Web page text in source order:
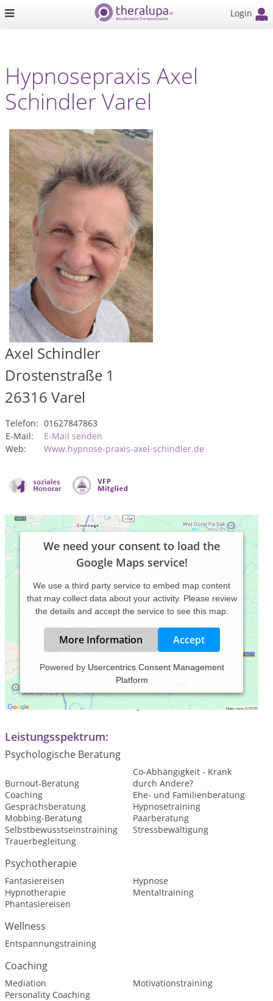
Login
Hypnosepraxis Axel
Schindler Varel
Axel Schindler
Drostenstraße 1
26316 Varel
Telefon: 01627847863
E-Mail:
E-Mail senden
Web:
Www.hypnose-praxis-axel-schindler.de
We need your consent to load the
Google Maps service!
We use a third party service to embed map content
that may collect data about your activity. Please review
the details and accept the service to see this map.
More Information Accept
Powered by Usercentrics Consent Management
Platform
Praxiszeiten:
Nach telefonischer Vereinbarung
Leistungsspektrum:
Psychologische Beratung
Burnout-Beratung
Co-Abhängigkeit - Krank
durch Andere?
Coaching
Ehe- und Familienberatung
Gesprächsberatung
Hypnosetraining
Mobbing-Beratung
Paarberatung
Selbstbewusstseinstraining
Stressbewältigung
Trauerbegleitung
Psychotherapie
Fantasiereisen
Hypnose
Hypnotherapie
Mentaltraining
Phantasiereisen
Wellness
Entspannungstraining
Coaching
Mediation
Motivationstraining
Personality Coaching